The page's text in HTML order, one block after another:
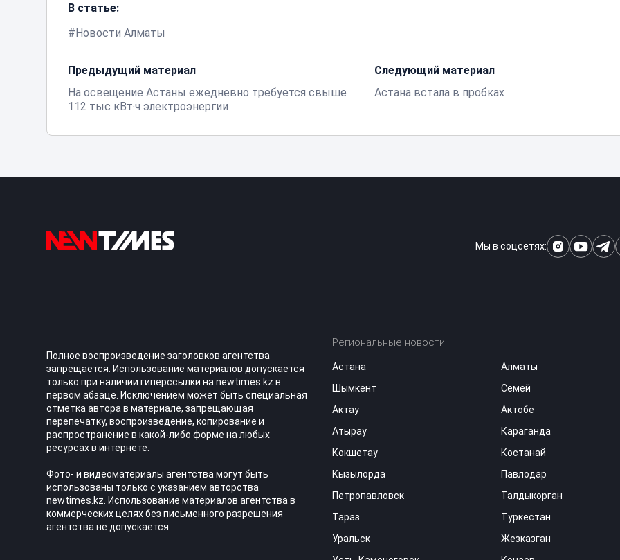
В статье:
Новости Алматы
Предыдущий материал
На освещение Астаны ежедневно требуется свыше
112 тыс кВт‧ч электроэнергии
Следующий материал
Астана встала в пробках
Мы в соцсетях:
Полное воспроизведение заголовков агентства
запрещается. Использование материалов допускается
только при наличии гиперссылки на newtimes.kz в
первом абзаце. Исключением может быть специальная
отметка автора в материале, запрещающая
перепечатку, воспроизведение, копирование и
распространение в какой-либо форме на любых
ресурсах в интернете.
Фото- и видеоматериалы агентства могут быть
использованы только с указанием авторства
newtimes.kz. Использование материалов агентства в
коммерческих целях без письменного разрешения
агентства не допускается.
Региональные новости
Астана
Алматы
Шымкент
Семей
Актау
Актобе
Атырау
Караганда
Кокшетау
Костанай
Кызылорда
Павлодар
Петропавловск
Талдыкорган
Тараз
Туркестан
Уральск
Жезказган